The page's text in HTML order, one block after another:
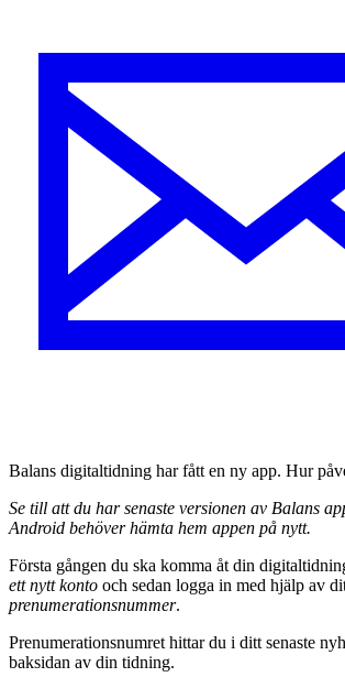
Balans digitaltidning har fått en ny app. Hur
Se till att du har senaste versionen av Balans
Android behöver hämta hem appen på nytt.
Första gången du ska komma åt din
ett nytt konto och sedan logga in med hjälp av
prenumerationsnummer.
Prenumerationsnumret hittar du i ditt senaste
baksidan av din tidning.